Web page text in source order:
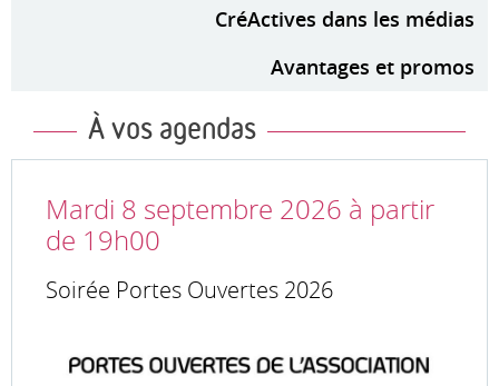
CréActives dans les médias
Avantages et promos
À vos agendas
Mardi 8 septembre 2026 à partir
de 19h00
Soirée Portes Ouvertes 2026